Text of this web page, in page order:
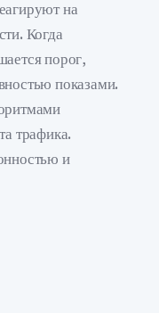
на
Когда
порог,
показами.
трафика.
и